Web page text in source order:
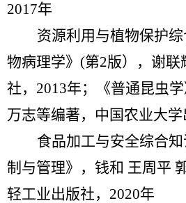
2017年
资源利用与植物保护
物病理学》 (第2版），谢联
社，2013年；《普通昆虫
万志等编著，中国农业大学
食品加工与安全综合知
制与管理》，钱和 王周平
轻工业出版社， 2020年